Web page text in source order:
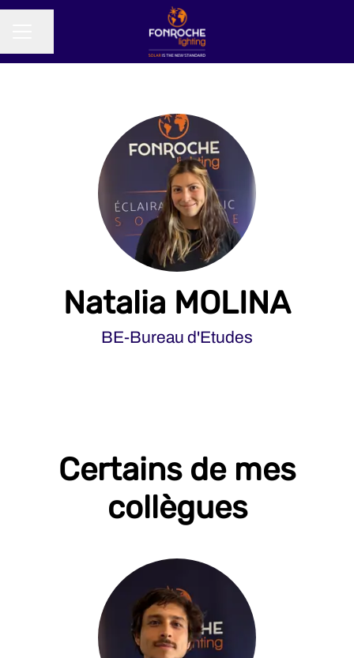
Natalia MOLINA
BE-Bureau d'Etudes
Certains de mes
collègues